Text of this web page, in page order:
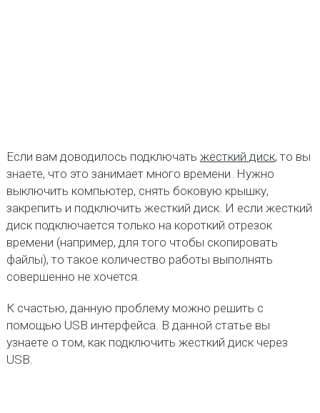
Если вам доводилось подключать жесткий диск, то вы
знаете, что это занимает много времени. Нужно
выключить компьютер, снять боковую крышку,
закрепить и подключить жесткий диск. И если жесткий
диск подключается только на короткий отрезок
времени (например, для того чтобы скопировать
файлы), то такое количество работы выполнять
совершенно не хочется.
К счастью, данную проблему можно решить с
помощью USB интерфейса. В данной статье вы
узнаете о том, как подключить жесткий диск через
USB.